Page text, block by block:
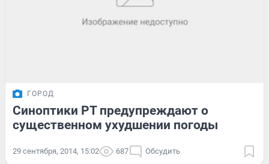
ГОРОД
Синоптики РТ предупреждают о
существенном ухудшении погоды
29 сентября, 2014, 15:02 687 Обсудить